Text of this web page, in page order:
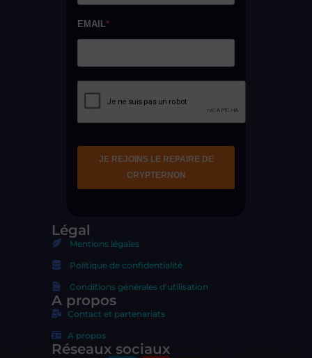
Légal
Mentions légales
Politique de confidentialité
Conditions générales d'utilisation
A propos
Contact et partenariats
A propos
Réseaux sociaux